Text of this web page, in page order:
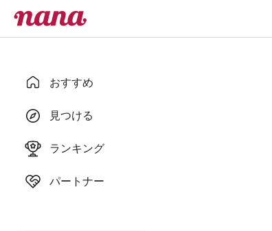
おすすめ
見つける
ランキング
パートナー